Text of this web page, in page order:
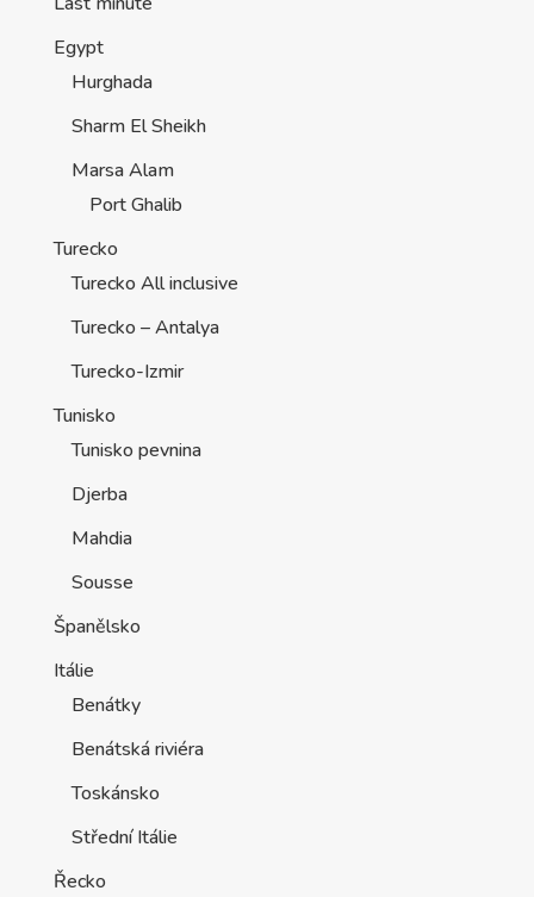
Egypt
Hurghada
Sharm El Sheikh
Marsa Alam
Port Ghalib
Turecko
Turecko All inclusive
Turecko – Antalya
Turecko-Izmir
Tunisko
Tunisko pevnina
Djerba
Mahdia
Sousse
Španělsko
Itálie
Benátky
Benátská riviéra
Toskánsko
Střední Itálie
Řecko